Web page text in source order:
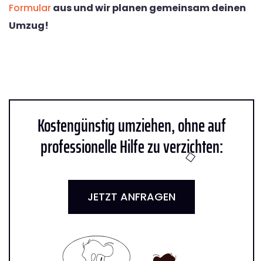
Formularaus und wir planen gemeinsam deinen
Umzug!
Kostengünstig umziehen, ohne auf
professionelle Hilfe zu verzichten:
JETZT ANFRAGEN